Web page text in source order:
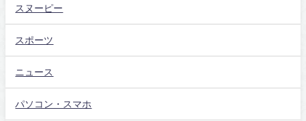
スヌーピー
スポーツ
ニュース
パソコン・スマホ